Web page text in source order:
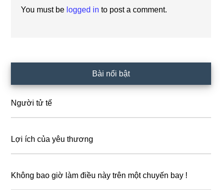
You must be logged in to post a comment.
Sidebar
Bài nổi bật
Người tử tế
Lợi ích của yêu thương
Không bao giờ làm điều này trên một chuyến bay !